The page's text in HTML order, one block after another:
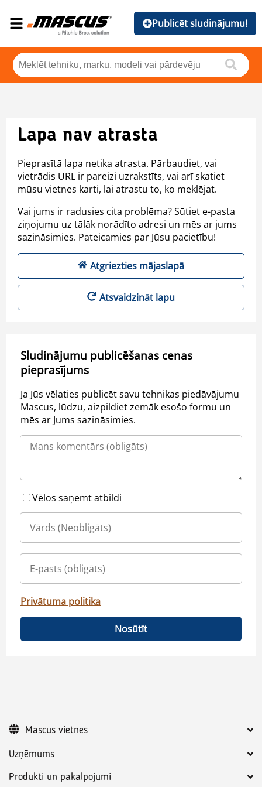
Publicēt sludinājumu!
Lapa nav atrasta
Pieprasītā lapa netika atrasta. Pārbaudiet, vai
vietrādis URL ir pareizi uzrakstīts, vai arī skatiet
mūsu vietnes karti, lai atrastu to, ko meklējat.
Vai jums ir radusies cita problēma? Sūtiet e-pasta
ziņojumu uz tālāk norādīto adresi un mēs ar jums
sazināsimies. Pateicamies par Jūsu pacietību!
Atgriezties mājaslapā
Atsvaidzināt lapu
Sludinājumu publicēšanas cenas
pieprasījums
Ja Jūs vēlaties publicēt savu tehnikas piedāvājumu
Mascus, lūdzu, aizpildiet zemāk esošo formu un
mēs ar Jums sazināsimies.
Vēlos saņemt atbildi
Privātuma politika
Nosūtīt
Uzņēmums
Produkti un pakalpojumi
Mascus vietnes